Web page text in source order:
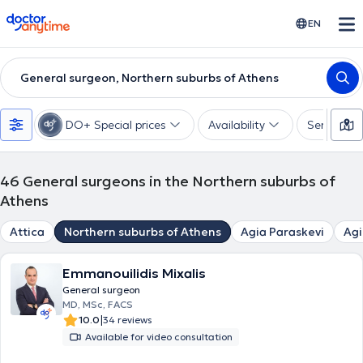
doctoranytime EN
General surgeon, Northern suburbs of Athens
DO+ Special prices Availability Services
46 General surgeons in the Northern suburbs of
Athens
Attica Northern suburbs of Athens Agia Paraskevi
Emmanouilidis Mixalis
General surgeon
MD, MSc, FACS
10.0|34 reviews
Available for video consultation